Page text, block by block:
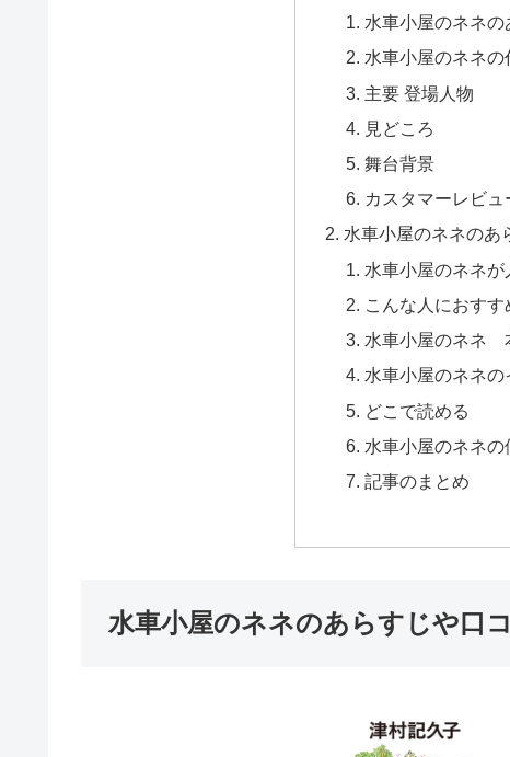
水車小屋のネネの
水車小屋のネネの
主要 登場人物
見どころ
舞台背景
カスタマーレビュ
水車小屋のネネのあ
水車小屋のネネが
こんな人におすす
水車小屋のネネ
水車小屋のネネの
どこで読める
水車小屋のネネの
記事のまとめ
水車小屋のネネのあらすじや口